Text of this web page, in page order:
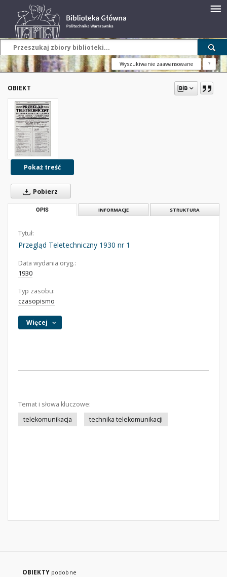
Wyszukiwanie zaawansowane ?
OBIEKT
Pokaż treść
Pobierz
OPIS INFORMACJE STRUKTURA
Tytuł:
Przegląd Teletechniczny 1930 nr 1
Data wydania oryg.:
1930
Typ zasobu:
czasopismo
Więcej
Temat i słowa kluczowe:
telekomunikacja
technika telekomunikacji
OBIEKTY podobne